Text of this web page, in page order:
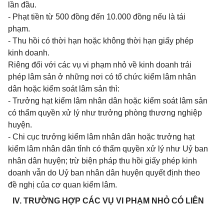
lần đầu.
- Phạt tiền từ 500 đồng đến 10.000 đồng nếu là tái
phạm.
- Thu hồi có thời hạn hoặc không thời hạn giấy phép
kinh doanh.
Riêng đối với các vụ vi phạm nhỏ về kinh doanh trái
phép lâm sản ở những nơi có tổ chức kiểm lâm nhân
dân hoặc kiểm soát lâm sản thì:
- Trưởng hạt kiểm lâm nhân dân hoặc kiểm soát lâm sản
có thẩm quyền xử lý như trưởng phòng thương nghiệp
huyện.
- Chi cục trưởng kiểm lâm nhân dân hoặc trưởng hạt
kiểm lâm nhân dân tỉnh có thẩm quyền xử lý như Uỷ ban
nhân dân huyện; trừ biện pháp thu hồi giấy phép kinh
doanh vẫn do Uỷ ban nhân dân huyện quyết định theo
đề nghị của cơ quan kiểm lâm.
IV. TRƯỜNG HỢP CÁC VỤ VI PHẠM NHỎ CÓ LIÊN